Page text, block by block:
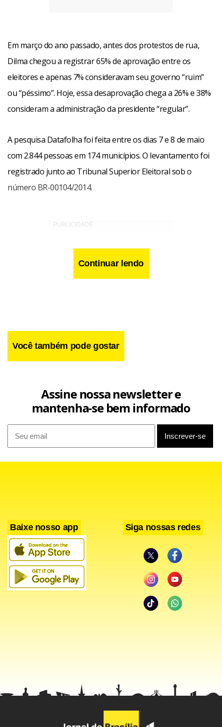
Em março do ano passado, antes dos protestos de rua,
Dilma chegou a registrar 65% de aprovação entre os
eleitores e apenas 7% consideravam seu governo “ruim”
ou “péssimo”. Hoje, essa desaprovação chega a 26% e 38%
consideram a administração da presidente “regular”.
A pesquisa Datafolha foi feita entre os dias 7 e 8 de maio
com 2.844 pessoas em 174 municípios. O levantamento foi
registrado junto ao Tribunal Superior Eleitoral sob o
número BR-00104/2014.
Facebook
WhatsApp
LinkedIn
Twitter
X Telegram
Share
Continuar lendo
Você também pode gostar
Assine nossa newsletter e
mantenha-se bem informado
Baixe nosso app Siga nossas redes